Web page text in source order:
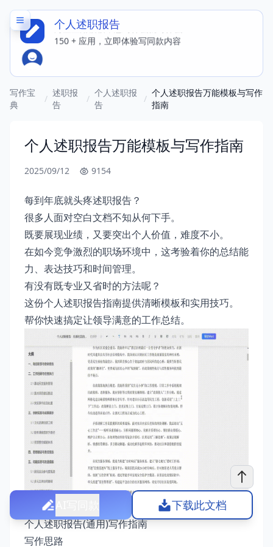
个人述职报告
海量应用模板，想写什么就写什么
150 + 应用，立即体验写同款内容
写作宝
典
/
述职报
告
/
个人述职报
告
/
个人述职报告万能模板与写作
指南
个人述职报告万能模板与写作指南
2025/09/12 9154
每到年底就头疼述职报告？
很多人面对空白文档不知从何下手。
既要展现业绩，又要突出个人价值，难度不小。
在如今竞争激烈的职场环境中，这考验着你的总结能
力、表达技巧和时间管理。
有没有既专业又省时的方法呢？
这份个人述职报告指南提供清晰模板和实用技巧。
帮你快速搞定让领导满意的工作总结。
个人述职报告(通用)写作指南
写作思路
下载此文档